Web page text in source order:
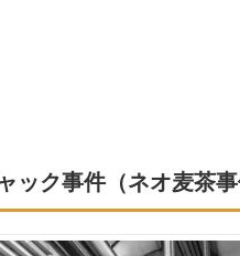
ック事件（ネオ麦茶